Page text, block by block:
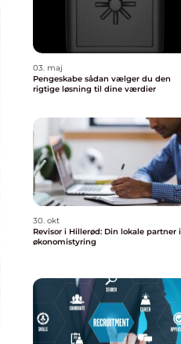
03. maj
Pengeskabe sådan vælger du den
rigtige løsning til dine værdier
30. okt
Revisor i Hillerød: Din lokale partner i
økonomistyring